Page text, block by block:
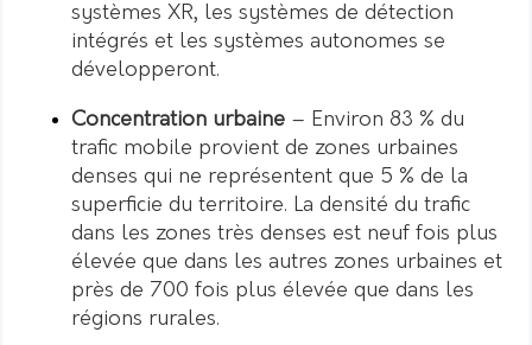
systèmes XR, les systèmes de détection
intégrés et les systèmes autonomes se
développeront.
Concentration urbaine – Environ 83 % du
trafic mobile provient de zones urbaines
denses qui ne représentent que 5 % de la
superficie du territoire. La densité du trafic
dans les zones très denses est neuf fois plus
élevée que dans les autres zones urbaines et
près de 700 fois plus élevée que dans les
régions rurales.